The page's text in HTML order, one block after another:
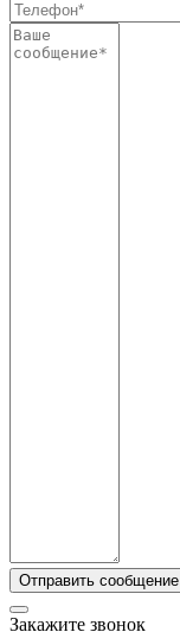
Закажите звонок